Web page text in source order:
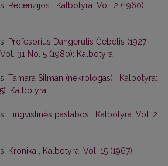
Recenzijos
Kalbotyra: Vol. 2 (1960):
Profesorius Dangerutis Čebelis (1927-
31 No. 5 (1980): Kalbotyra
Tamara Silman (nekrologas)
Kalbotyra:
Kalbotyra
Lingvistinės pastabos
Kalbotyra: Vol. 2
Kronika
Kalbotyra: Vol. 15 (1967):